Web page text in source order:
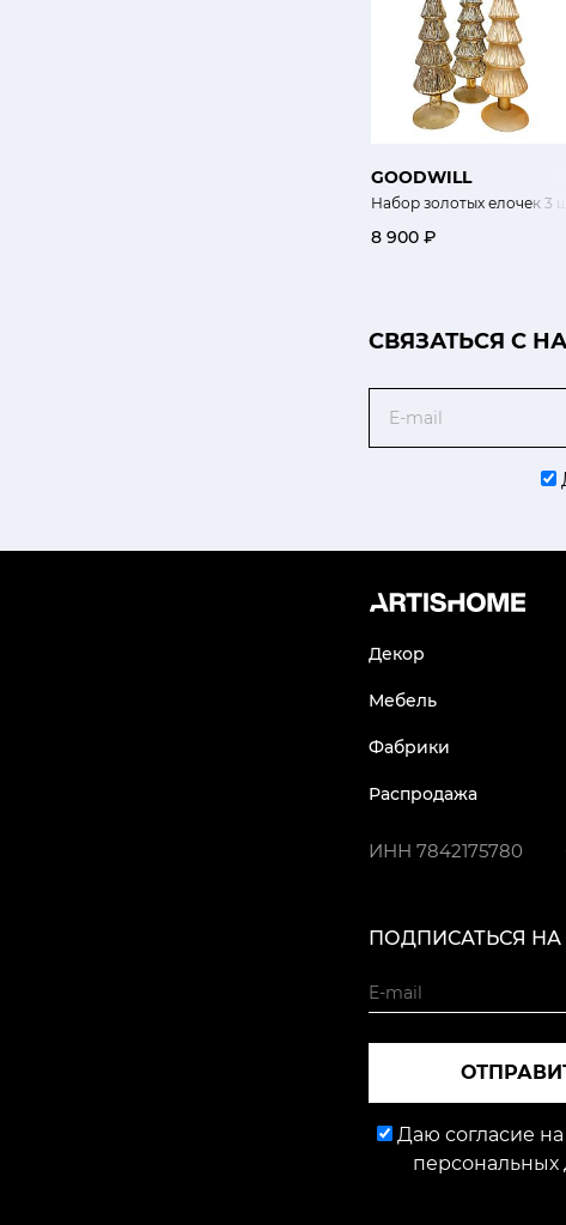
GOODWILL
Набор золотых елочек 3
8 900 ₽
CВЯЗАТЬСЯ С
Декор
Мебель
Фабрики
Распродажа
ИНН 7842175780
ПОДПИСАТЬСЯ
Даю согласие на
персональных